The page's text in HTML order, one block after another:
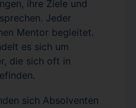
ihre Ziele und
Jeder
Mentor begleitet.
es sich um
die sich oft in
sich Absolventen